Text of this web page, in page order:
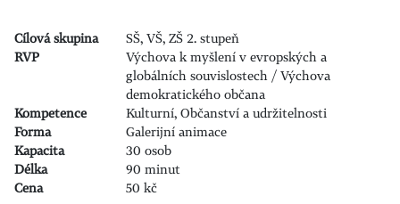
Cílová skupina
SŠ, VŠ, ZŠ 2. stupeň
RVP
Výchova k myšlení v evropských a
globálních souvislostech / Výchova
demokratického občana
Kompetence
Kulturní, Občanství a udržitelnosti
Forma
Galerijní animace
Kapacita
30 osob
Délka
90 minut
Cena
50 kč